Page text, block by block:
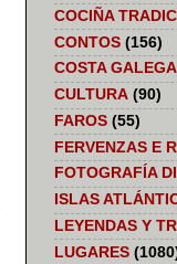
COCIÑA
CONTOS (156)
COSTA GALEGA
CULTURA (90)
FAROS (55)
FERVENZAS E
FOTOGRAFÍA
ISLAS
LEYENDAS Y
LUGARES